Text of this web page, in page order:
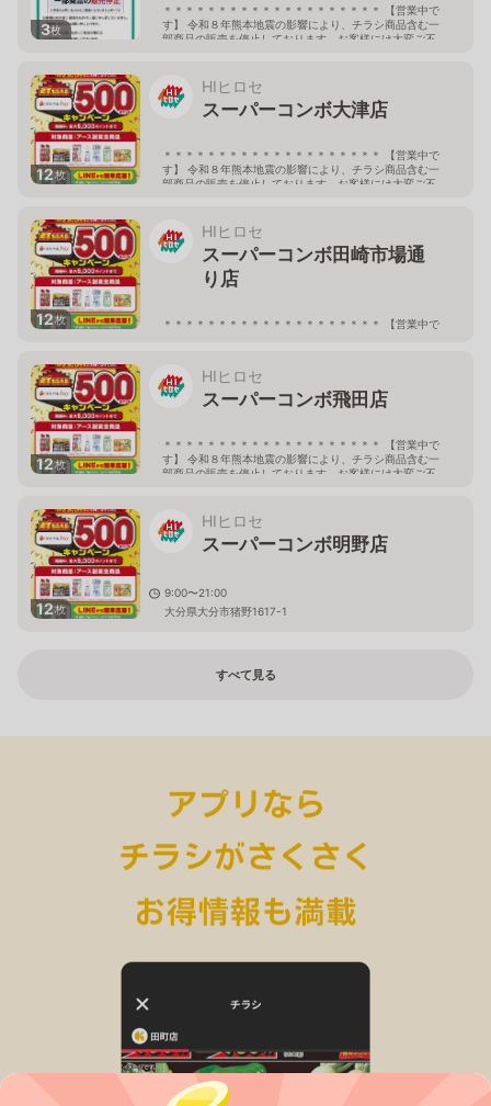
3枚
＊＊＊＊＊＊＊＊＊＊＊＊＊＊＊＊＊＊＊＊ 【営業中で
す】 令和８年熊本地震の影響により、チラシ商品含む一
部商品の販売を停止しております。お客様には大変ご不
ださいませ。 ＊＊＊＊＊＊＊＊＊＊＊＊＊＊＊＊＊＊＊
＊ 9:00-20:00
熊本県上益城郡嘉島町鯰1792-1
12枚
HIヒロセ
スーパーコンボ大津店
＊＊＊＊＊＊＊＊＊＊＊＊＊＊＊＊＊＊＊＊ 【営業中で
す】 令和８年熊本地震の影響により、チラシ商品含む一
部商品の販売を停止しております。お客様には大変ご不
ださいませ。 ＊＊＊＊＊＊＊＊＊＊＊＊＊＊＊＊＊＊＊
＊ 9:00〜21:00
熊本県菊池郡大津町室683番地1
12枚
HIヒロセ
スーパーコンボ田崎市場通
り店
＊＊＊＊＊＊＊＊＊＊＊＊＊＊＊＊＊＊＊＊ 【営業中で
間、当店へご来店の際には どうぞお気をつけてお越しく
ださいませ。 ＊＊＊＊＊＊＊＊＊＊＊＊＊＊＊＊＊＊＊
＊ 09:00〜21:00
12枚
HIヒロセ
スーパーコンボ飛田店
＊＊＊＊＊＊＊＊＊＊＊＊＊＊＊＊＊＊＊＊ 【営業中で
す】 令和８年熊本地震の影響により、チラシ商品含む一
部商品の販売を停止しております。お客様には大変ご不
ださいませ。 ＊＊＊＊＊＊＊＊＊＊＊＊＊＊＊＊＊＊＊
＊ 09:30〜20:00
熊本県熊本市北区飛田町3丁目8番45号
12枚
HIヒロセ
スーパーコンボ明野店
9:00〜21:00
大分県大分市猪野1617-1
すべて見る